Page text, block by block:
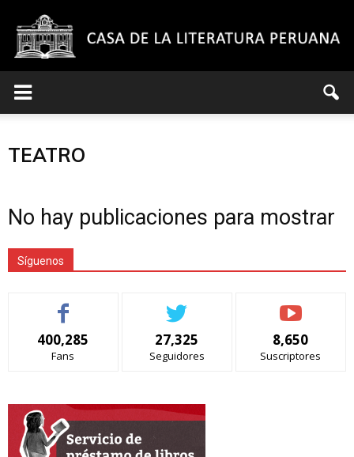
Literatura
TEATRO
No hay publicaciones para mostrar
Síguenos
400,285
Fans
27,325
Seguidores
8,650
Suscriptores